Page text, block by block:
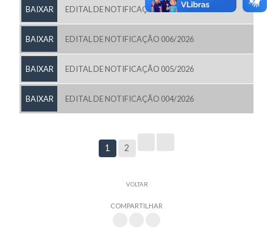
BAIXAR EDITAL DE NOTIFICAÇÃO 007/2026
BAIXAR EDITAL DE NOTIFICAÇÃO 006/2026
BAIXAR EDITAL DE NOTIFICAÇÃO 005/2026
BAIXAR EDITAL DE NOTIFICAÇÃO 004/2026
1 2
VOLTAR
COMPARTILHAR